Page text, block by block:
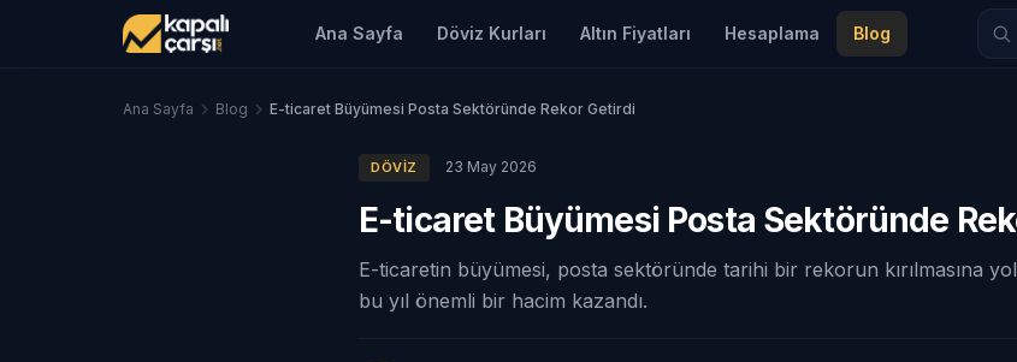
Ana Sayfa Döviz Kurları Altın Fiyatları Hesaplama Blog
Ana Sayfa Blog E-ticaret Büyümesi Posta Sektöründe Rekor Getirdi
DÖVIZ 23 May 2026
E-ticaret Büyümesi Posta Sektöründe
E-ticaretin büyümesi, posta sektöründe tarihi bir rekorun kırılmasına
bu yıl önemli bir hacim kazandı.